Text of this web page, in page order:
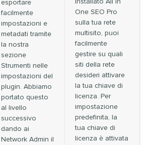
esportare
facilmente
impostazioni e
metadati tramite
la nostra
sezione
Strumenti nelle
impostazioni del
plugin. Abbiamo
portato questo
al livello
successivo
dando ai
Network Admin il
installato All in
One SEO Pro
sulla tua rete
multisito, puoi
facilmente
gestire su quali
siti della rete
desideri attivare
la tua chiave di
licenza. Per
impostazione
predefinita, la
tua chiave di
licenza è attivata